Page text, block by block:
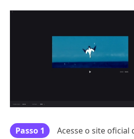
Passo 1 Acesse o site oficial